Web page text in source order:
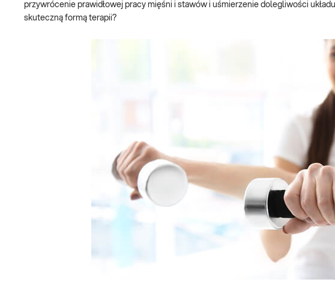
przywrócenie prawidłowej pracy mięśni i stawów i uśmierzenie dolegliwości
skuteczną formą terapii?